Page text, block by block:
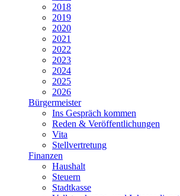
2018
2019
2020
2021
2022
2023
2024
2025
2026
Bürgermeister
Ins Gespräch kommen
Reden & Veröffentlichungen
Vita
Stellvertretung
Finanzen
Haushalt
Steuern
Stadtkasse